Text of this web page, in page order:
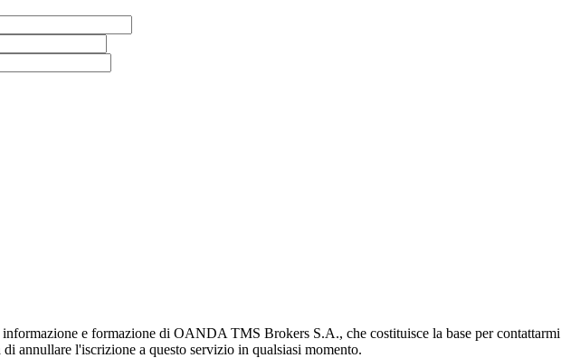
e formazione di OANDA TMS Brokers S.A., che costituisce la base per
annullare l'iscrizione a questo servizio in qualsiasi momento.